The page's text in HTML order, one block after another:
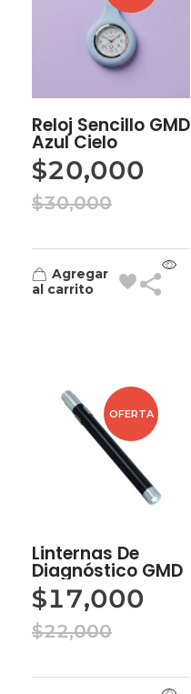
Reloj Sencillo GMD
Azul Cielo
$20,000
$30,000
Agregar
al carrito
OFERTA
Linternas De
Diagnóstico GMD
$17,000
$22,000